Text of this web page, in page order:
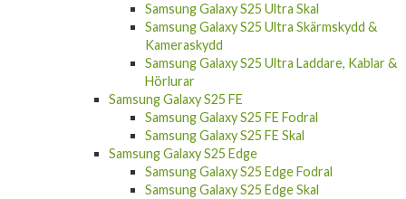
Samsung Galaxy S25 Ultra Skal
Samsung Galaxy S25 Ultra Skärmskydd &
Kameraskydd
Samsung Galaxy S25 Ultra Laddare, Kablar &
Hörlurar
Samsung Galaxy S25 FE
Samsung Galaxy S25 FE Fodral
Samsung Galaxy S25 FE Skal
Samsung Galaxy S25 Edge
Samsung Galaxy S25 Edge Fodral
Samsung Galaxy S25 Edge Skal